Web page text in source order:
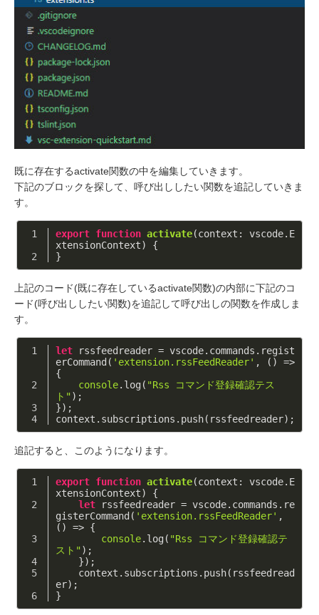
既に存在するactivate関数の中を編集していきます。
下記のブロックを探して、呼び出ししたい関数を追記していきま
す。
export function activate(context: vscode.E
xtensionContext) {
}
上記のコード(既に存在しているactivate関数)の内部に下記のコ
ード(呼び出ししたい関数)を追記して呼び出しの関数を作成しま
す。
let rssfeedreader = vscode.commands.regist
erCommand( 'extension.rssFeedReader' , ()
=>
{
console.log( "Rss コマンド登録確認テス
ト");
});
context.subscriptions.push(rssfeedreader);
追記すると、このようになります。
export function activate(context: vscode.E
xtensionContext) {
let rssfeedreader = vscode.commands.re
gisterCommand( 'extension.rssFeedReader'
()
=> {
console.log( "Rss コマンド登録確認テ
スト");
    });
er);
}